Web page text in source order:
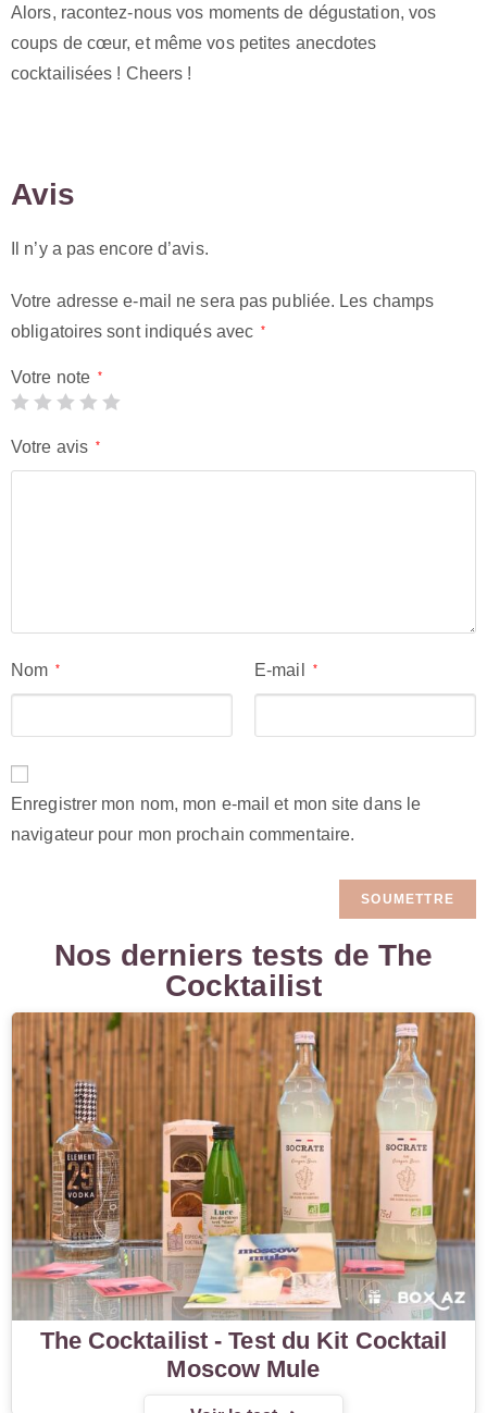
Alors, racontez-nous vos moments de dégustation, vos
coups de cœur, et même vos petites anecdotes
cocktailisées ! Cheers !
Avis
Il n’y a pas encore d’avis.
Votre adresse e-mail ne sera pas publiée. Les champs
obligatoires sont indiqués avec
*
Votre note *
Votre avis *
Nom * E-mail *
Enregistrer mon nom, mon e-mail et mon site dans le
navigateur pour mon prochain commentaire.
Nos derniers tests de The
Cocktailist
The Cocktailist - Test du Kit Cocktail
Moscow Mule